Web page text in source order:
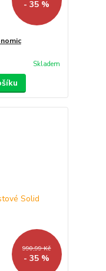
- 35 %
Skladem
990,99 Kč
- 35 %